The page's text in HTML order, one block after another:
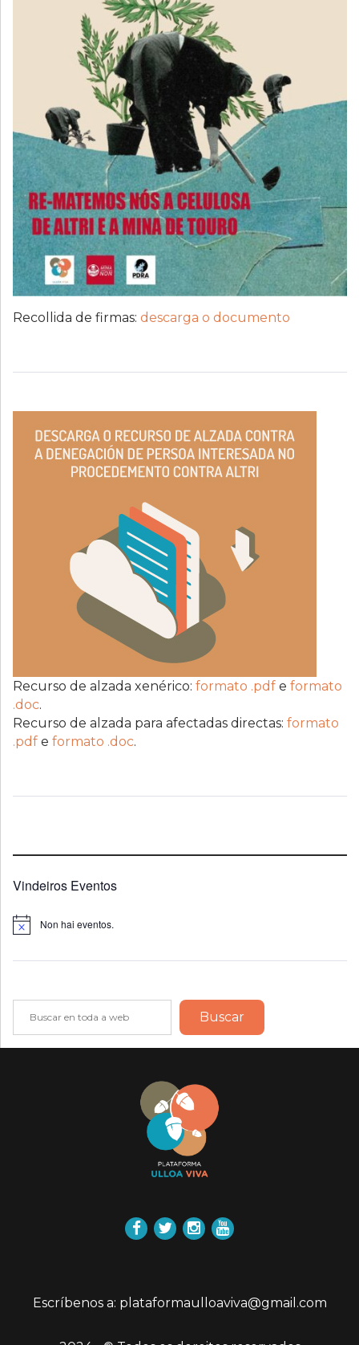
Recollida de firmas: descarga o documento
Recurso de alzada xenérico: formato .pdf e formato
.doc.
Recurso de alzada para afectadas directas: formato
.pdf e formato .doc.
Vindeiros Eventos
Notice Non hai eventos.
Buscar
Escríbenos a: plataformaulloaviva@gmail.com